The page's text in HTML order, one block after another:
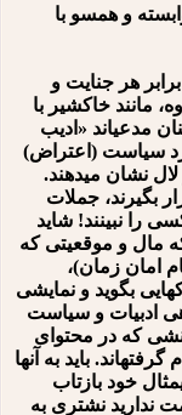
و همسو با
هر جنایت و
مانند خاکشیر با
مدعی⁯اند «ادیب
سیاست (اعتراض)
نشان می⁯دهند.
بگیرند، جملات
را نبینند! شاید
مال و موقعیتی که
امان زمان)،
بگوید و نمایشی
ادبیات و سیاست
که در محتوای
باید به آنها
خود بازتاب
ندارید نشتری به